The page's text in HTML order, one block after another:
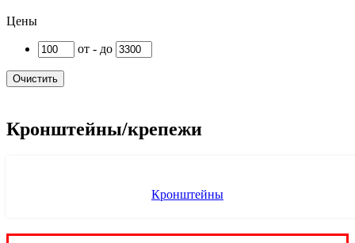
Цены
от - до
Очистить
Кронштейны/крепежи
Кронштейны